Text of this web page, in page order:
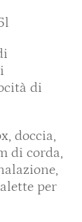
di
doccia,
di corda,
per